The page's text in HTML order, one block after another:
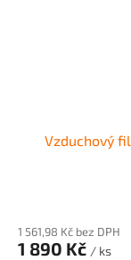
Vzduchový
1 561,98 Kč bez DPH
1 890 Kč / ks